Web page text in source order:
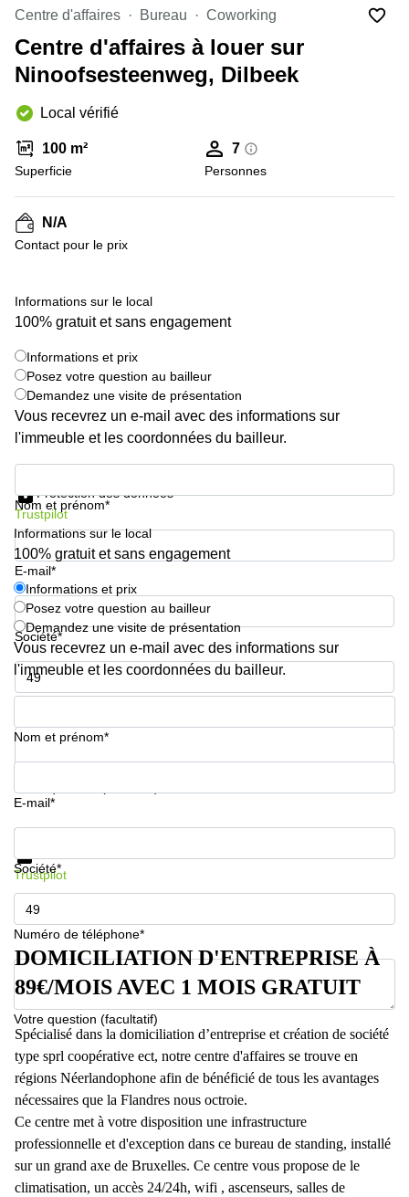
la
Neuve
Wavre
Centre
d'affaires
Anvers
Centre
Gand
Centre
d'affaires
Ville de
Bruxelles
Coworking
Ixelles
Namur
Coworking
Salle de
conférence
Bruxelles
Centre d'affaires Bureau Coworking
Centre d'affaires à louer sur
Ninoofsesteenweg, Dilbeek
Local vérifié
100 m²
Superficie
7
Personnes
N/A
Contact pour le prix
Informations sur le local
100% gratuit et sans engagement
Informations et prix
Posez votre question au bailleur
Demandez une visite de présentation
Vous recevrez un e-mail avec des informations sur
l'immeuble et les coordonnées du bailleur.
Nom et prénom*
E-mail*
Société*
Numéro de téléphone*
Protection des données
Trustpilot
Informations sur le local
100% gratuit et sans engagement
Informations et prix
Posez votre question au bailleur
Demandez une visite de présentation
Vous recevrez un e-mail avec des informations sur
l'immeuble et les coordonnées du bailleur.
Nom et prénom*
E-mail*
Société*
Numéro de téléphone*
Votre question (facultatif)
Informations et prix
Trustpilot
DOMICILIATION D'ENTREPRISE À
89€/MOIS AVEC 1 MOIS GRATUIT
Spécialisé dans la domiciliation d’entreprise et création de société
type sprl coopérative ect, notre centre d'affaires se trouve en
régions Néerlandophone afin de bénéficié de tous les avantages
nécessaires que la Flandres nous octroie.
Ce centre met à votre disposition une infrastructure
professionnelle et d'exception dans ce bureau de standing, installé
sur un grand axe de Bruxelles. Ce centre vous propose de le
climatisation, un accès 24/24h, wifi , ascenseurs, salles de